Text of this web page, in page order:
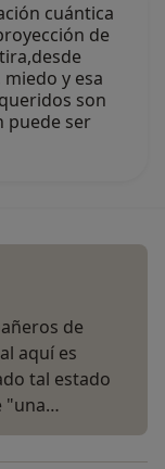
cuántica
de
y esa
son
puede ser
de
aquí es
tal estado
"una…